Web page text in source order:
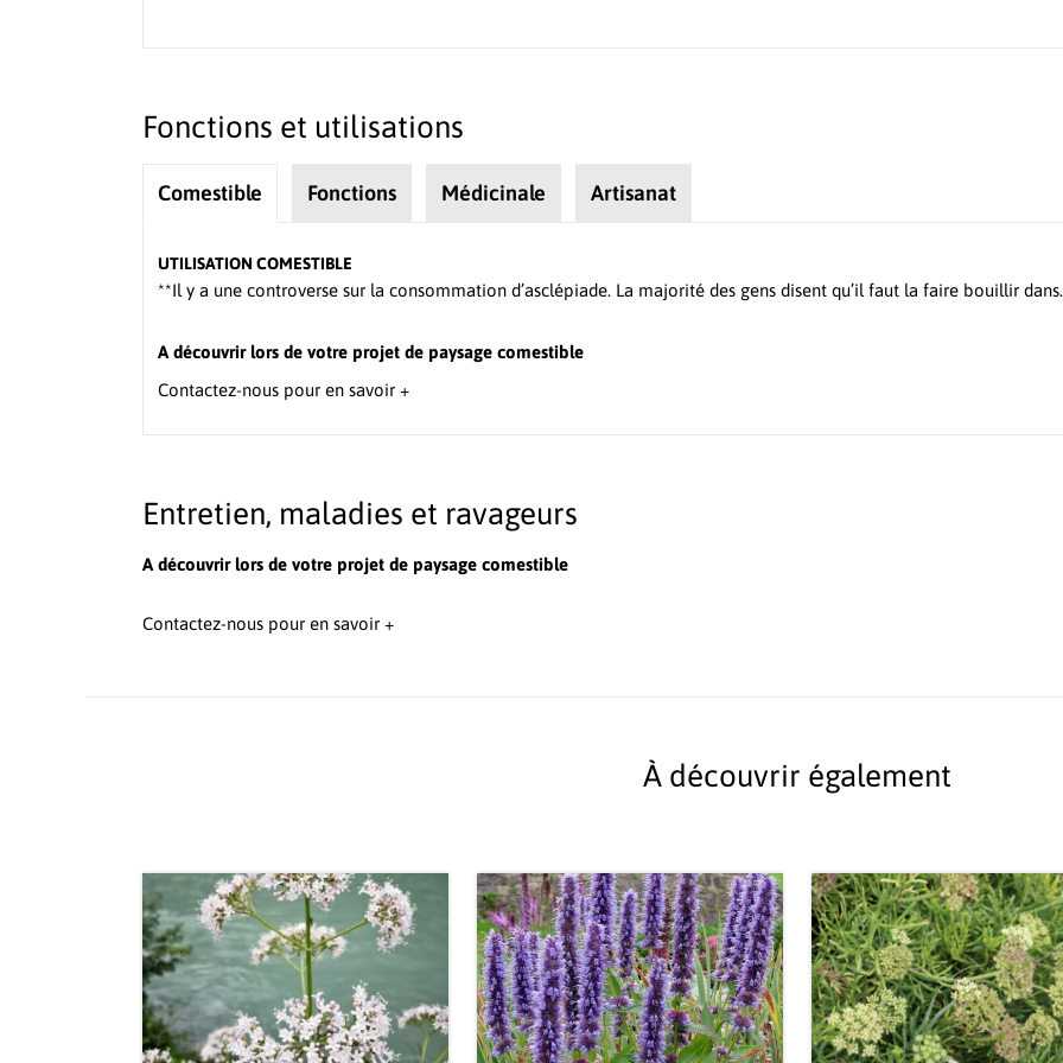
Fonctions et utilisations
Comestible Fonctions Médicinale Artisanat
UTILISATION COMESTIBLE
**Il y a une controverse sur la consommation d’asclépiade. La majorité des gens disent qu’il faut la faire bouillir
A découvrir lors de votre projet de paysage comestible
Contactez-nous pour en savoir +
Entretien, maladies et ravageurs
A découvrir lors de votre projet de paysage comestible
Contactez-nous pour en savoir +
À découvrir également